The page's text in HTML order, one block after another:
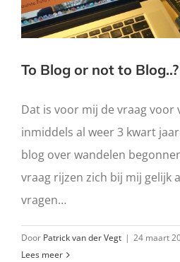
To Blog or not to Blog..?
Dat is voor mij de vraag voor
inmiddels al weer 3 kwart
blog over wandelen
vraag rijzen zich bij mij gelijk
vragen…
Door Patrick van der Vegt | 24 maart
Lees meer